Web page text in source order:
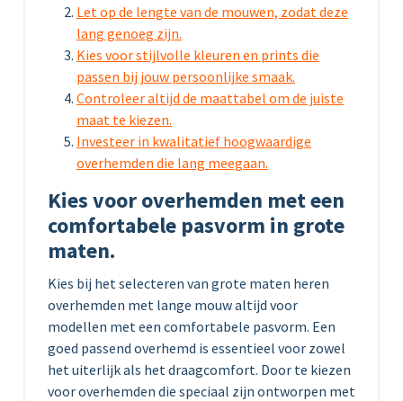
Let op de lengte van de mouwen, zodat deze
lang genoeg zijn.
Kies voor stijlvolle kleuren en prints die
passen bij jouw persoonlijke smaak.
Controleer altijd de maattabel om de juiste
maat te kiezen.
Investeer in kwalitatief hoogwaardige
overhemden die lang meegaan.
Kies voor overhemden met een
comfortabele pasvorm in grote
maten.
Kies bij het selecteren van grote maten heren
overhemden met lange mouw altijd voor
modellen met een comfortabele pasvorm. Een
goed passend overhemd is essentieel voor zowel
het uiterlijk als het draagcomfort. Door te kiezen
voor overhemden die speciaal zijn ontworpen met